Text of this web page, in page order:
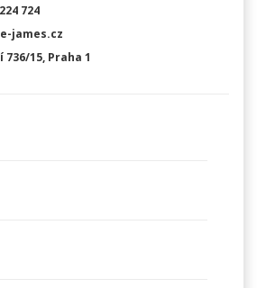
724
james.cz
736/15, Praha 1